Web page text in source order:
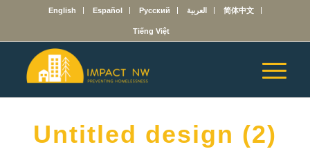
English Español Русский العربية 简体中文
Tiếng Việt
Untitled design (2)